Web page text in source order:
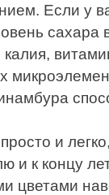
Если у
сахара
и
и к концу
цветами